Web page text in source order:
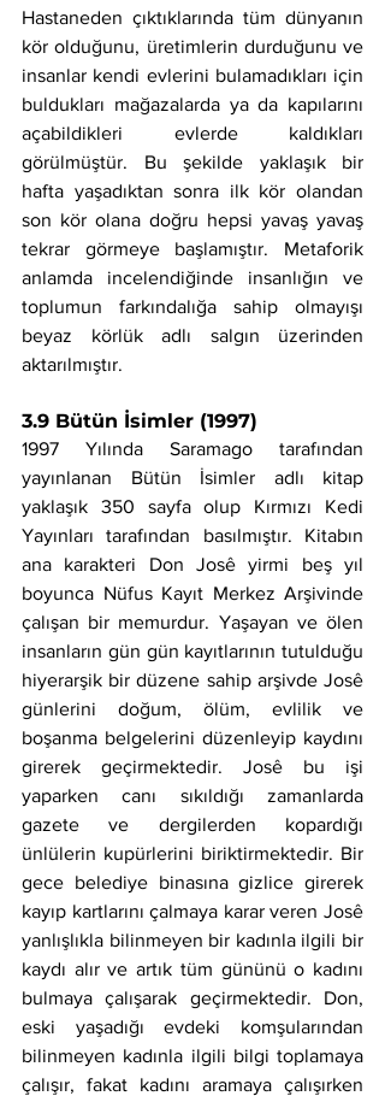
Hastaneden çıktıklarında tüm dünyanın
kör olduğunu, üretimlerin durduğunu ve
insanlar kendi evlerini bulamadıkları için
buldukları mağazalarda ya da kapılarını
açabildikleri evlerde kaldıkları
görülmüştür. Bu şekilde yaklaşık bir
hafta yaşadıktan sonra ilk kör olandan
son kör olana doğru hepsi yavaş yavaş
tekrar görmeye başlamıştır. Metaforik
anlamda incelendiğinde insanlığın ve
toplumun farkındalığa sahip olmayışı
beyaz körlük adlı salgın üzerinden
aktarılmıştır.
3.9 Bütün İsimler (1997)
1997 Yılında Saramago tarafından
yayınlanan Bütün İsimler adlı kitap
yaklaşık 350 sayfa olup Kırmızı Kedi
Yayınları tarafından basılmıştır. Kitabın
ana karakteri Don Josê yirmi beş yıl
boyunca Nüfus Kayıt Merkez Arşivinde
çalışan bir memurdur. Yaşayan ve ölen
insanların gün gün kayıtlarının tutulduğu
hiyerarşik bir düzene sahip arşivde Josê
günlerini doğum, ölüm, evlilik ve
boşanma belgelerini düzenleyip kaydını
girerek geçirmektedir. Josê bu işi
yaparken canı sıkıldığı zamanlarda
gazete ve dergilerden kopardığı
ünlülerin kupürlerini biriktirmektedir. Bir
gece belediye binasına gizlice girerek
kayıp kartlarını çalmaya karar veren Josê
yanlışlıkla bilinmeyen bir kadınla ilgili bir
kaydı alır ve artık tüm gününü o kadını
bulmaya çalışarak geçirmektedir. Don,
eski yaşadığı evdeki komşularından
bilinmeyen kadınla ilgili bilgi toplamaya
çalışır, fakat kadını aramaya çalışırken